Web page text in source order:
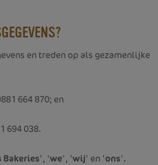
en treden op als gezamenlijke
664 870; en
694 038.
Bakeries', 'we', 'wij' en 'ons'.